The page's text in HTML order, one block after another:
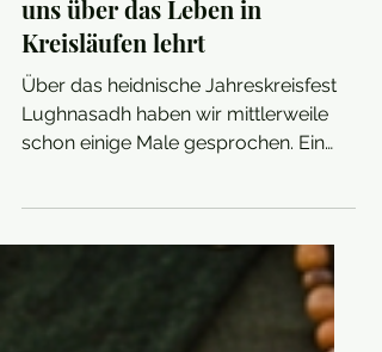
Erdgöttin Tailtiu und was sie
uns über das Leben in
Kreisläufen lehrt
Über das heidnische Jahreskreisfest
schon einige Male gesprochen. Ein
sowohl ein Innehalten zur Dankbarkeit
als auch das Bewusstsein beinhaltet,
dass alles, was wir ernten, auch einen